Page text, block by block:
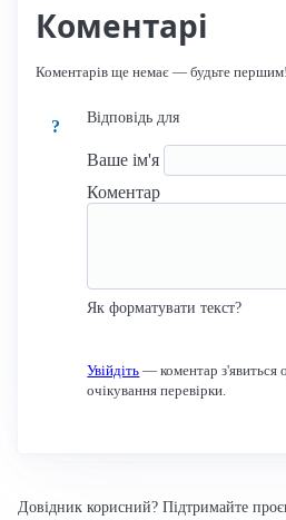
Коментарі
Коментарів ще немає — будьте першим!
?
Відповідь для
Ваше ім'я
Коментар
Як форматувати текст?
Увійдіть — коментар з'явиться
очікування перевірки.
Довідник корисний? Підтримайте